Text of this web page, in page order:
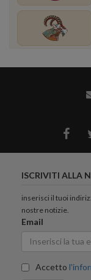
ISCRIVITI ALLA
inserisci il tuoi
nostre notizie.
Email
Accetto